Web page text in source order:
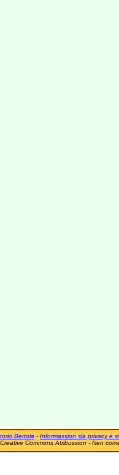
Bertola - Informassion sla privacy e
Commons Atribussion - Nen